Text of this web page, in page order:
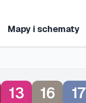
Mapy i schematy
13 16 17